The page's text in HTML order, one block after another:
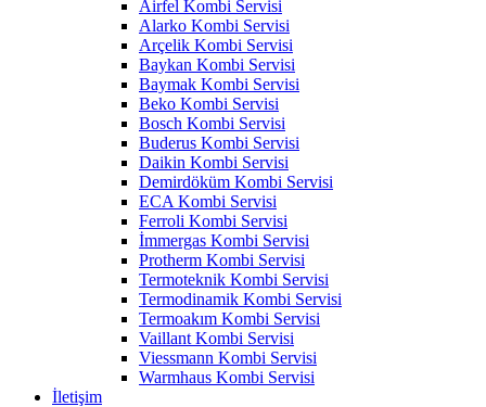
Airfel Kombi Servisi
Alarko Kombi Servisi
Arçelik Kombi Servisi
Baykan Kombi Servisi
Baymak Kombi Servisi
Beko Kombi Servisi
Bosch Kombi Servisi
Buderus Kombi Servisi
Daikin Kombi Servisi
Demirdöküm Kombi Servisi
ECA Kombi Servisi
Ferroli Kombi Servisi
İmmergas Kombi Servisi
Protherm Kombi Servisi
Termoteknik Kombi Servisi
Termodinamik Kombi Servisi
Termoakım Kombi Servisi
Vaillant Kombi Servisi
Viessmann Kombi Servisi
Warmhaus Kombi Servisi
İletişim